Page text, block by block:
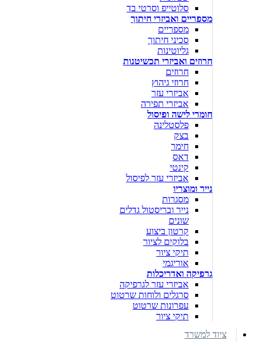
סלוטייפ וסרטי בד
מספריים ואביזרי חיתוך
מספריים
סכיני חיתוך
גליוטינות
חרוזים ואביזרי תכשיטנות
חרוזים
חרוזי גיהוץ
אביזרי עזר
אביזרי תפירה
חומרי לישה ופיסול
פלסטלינה
בצק
חימר
דאס
קינטי
אביזרי עזר לפיסול
נייר ומוצריו
מסגרות
נייר ובריסטול גדלים
שונים
קרטון ביצוע
בלוקים לציור
תיקי ציור
אוריגמי
גרפיקה ואדריכלות
אביזרי עזר לגרפיקה
סרגלים ולוחות שרטוט
עפרונות שרטוט
תיקי ציור
ציוד למשרד